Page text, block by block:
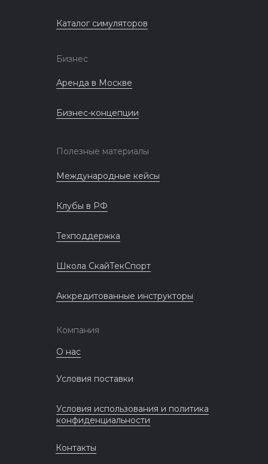
Бизнес
Бизнес-концепции
Аренда в Москве
Полезные материалы
Клубы в РФ
Международные кейсы
Компания
О нас
Условия поставки
Условия использования и политика
конфиденциальности
Техподдержка
Контакты
Школа СкайТекСпорт
Аккредитованные инструкторы
Каталог симуляторов